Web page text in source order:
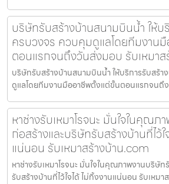
บริษัทรับสร้างบ้านสนามบินน้ำ ให้บ
ครบวงจร ควบคุมดูแลโดยทีมงาน
ตอนแรกจนถึงวันส่งมอบ รับเหมา
บริษัทรับสร้างบ้านสนามบินน้ำ ให้บริการรับสร้
ดูแลโดยทีมงานมืออาชีพตั้งแต่ขั้นตอนแรกจนถึ
หาช่างรับเหมาโรจนะ มั่นใจในคุณภ
ก่อสร้างและบริษัทรับสร้างบ้านที่ไว้ใ
แน่นอน รับเหมาสร้างบ้าน.com
หาช่างรับเหมาโรจนะ มั่นใจในคุณภาพงานบริษั
รับสร้างบ้านที่ไว้ใจได้ ไม่ทิ้งงานแน่นอน รับเหมา